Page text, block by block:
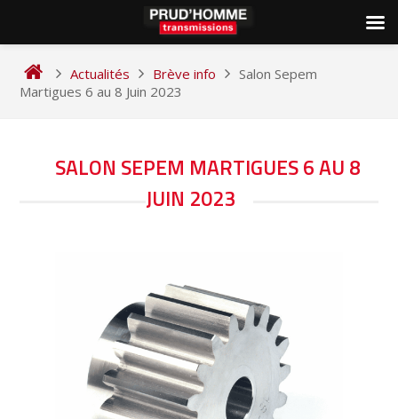
content
Actualités Brève info
Salon Sepem
Martigues 6 au 8 Juin 2023
SALON SEPEM MARTIGUES 6 AU 8
JUIN 2023
NAVIGATION